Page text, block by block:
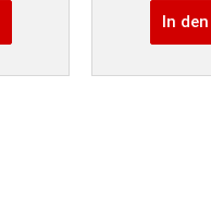
In